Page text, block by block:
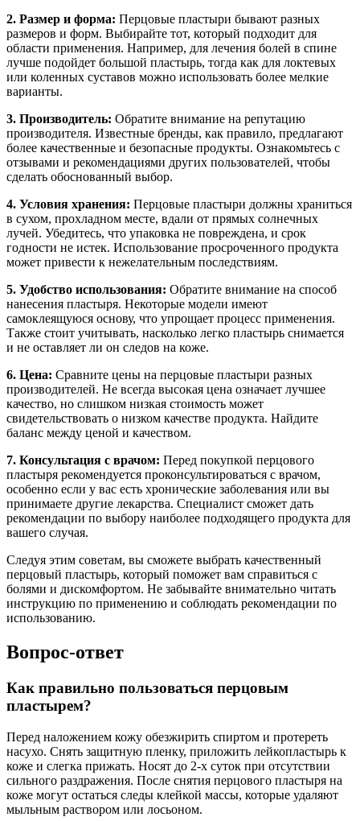
2. Размер и форма: Перцовые пластыри бывают разных
размеров и форм. Выбирайте тот, который подходит для
области применения. Например, для лечения болей в спине
лучше подойдет большой пластырь, тогда как для локтевых
или коленных суставов можно использовать более мелкие
варианты.
3. Производитель: Обратите внимание на репутацию
производителя. Известные бренды, как правило, предлагают
более качественные и безопасные продукты. Ознакомьтесь с
отзывами и рекомендациями других пользователей, чтобы
сделать обоснованный выбор.
4. Условия хранения: Перцовые пластыри должны храниться
в сухом, прохладном месте, вдали от прямых солнечных
лучей. Убедитесь, что упаковка не повреждена, и срок
годности не истек. Использование просроченного продукта
может привести к нежелательным последствиям.
5. Удобство использования: Обратите внимание на способ
нанесения пластыря. Некоторые модели имеют
самоклеящуюся основу, что упрощает процесс применения.
Также стоит учитывать, насколько легко пластырь снимается
и не оставляет ли он следов на коже.
6. Цена: Сравните цены на перцовые пластыри разных
производителей. Не всегда высокая цена означает лучшее
качество, но слишком низкая стоимость может
свидетельствовать о низком качестве продукта. Найдите
баланс между ценой и качеством.
7. Консультация с врачом: Перед покупкой перцового
пластыря рекомендуется проконсультироваться с врачом,
особенно если у вас есть хронические заболевания или вы
принимаете другие лекарства. Специалист сможет дать
рекомендации по выбору наиболее подходящего продукта для
вашего случая.
Следуя этим советам, вы сможете выбрать качественный
перцовый пластырь, который поможет вам справиться с
болями и дискомфортом. Не забывайте внимательно читать
инструкцию по применению и соблюдать рекомендации по
использованию.
Вопрос-ответ
Как правильно пользоваться перцовым
пластырем?
Перед наложением кожу обезжирить спиртом и протереть
насухо. Снять защитную пленку, приложить лейкопластырь к
коже и слегка прижать. Носят до 2-х суток при отсутствии
сильного раздражения. После снятия перцового пластыря на
коже могут остаться следы клейкой массы, которые удаляют
мыльным раствором или лосьоном.